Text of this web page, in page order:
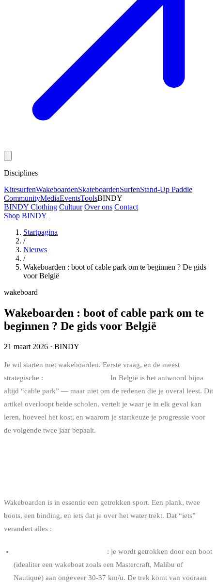
Disciplines
KitesurfenWakeboardenSkateboardenSurfenStand-Up Paddle
CommunityMediaEventsToolsBINDY
BINDY Clothing Cultuur Over ons Contact
Shop BINDY
Startpagina
/
Nieuws
/
Wakeboarden : boot of cable park om te beginnen ? De gids
voor België
wakeboard
Wakeboarden : boot of cable park om te
beginnen ? De gids voor België
21 maart 2026 · BINDY
Je wil starten met wakeboarden. Eerste vraag, en de meest
strategische :
In België is het antwoord bijna
altijd “cable park” — maar niet om de redenen die je overal leest. Dit
artikel overloopt beide scholen, vertelt je waar je in elk geval kan
leren, hoeveel het kost, en waarom je startkeuze je progressie voor
de volgende twee jaar bepaalt.
Wakeboarden is in essentie een getrokken sport. Een plank, twee
boots, een binding, en iets dat je over het water trekt. Dat “iets”
verandert alles :
: je wordt getrokken door een boot
(idealiter een wakeboat zoals een Mastercraft, Malibu of
Nautique) aan ongeveer 30-37 km/u. De trek komt van vooraan